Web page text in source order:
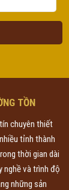
TỒN
chuyên thiết
tỉnh thành
thời gian dài
nghề và trình độ
những sản